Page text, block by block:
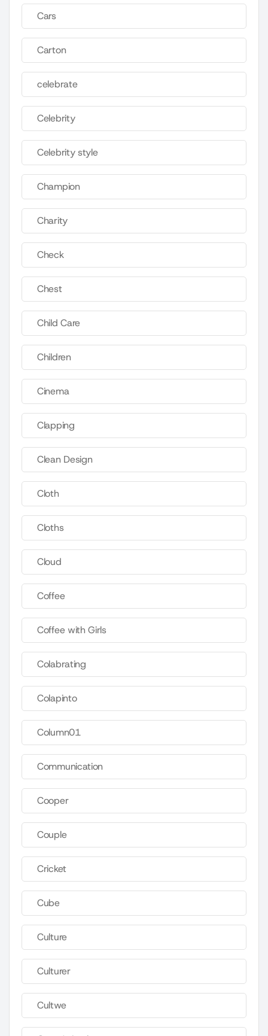
Cars
Carton
celebrate
Celebrity
Celebrity style
Champion
Charity
Check
Chest
Child Care
Children
Cinema
Clapping
Clean Design
Cloth
Cloths
Cloud
Coffee
Coffee with Girls
Colabrating
Colapinto
Column01
Communication
Cooper
Couple
Cricket
Cube
Culture
Culturer
Cultwe